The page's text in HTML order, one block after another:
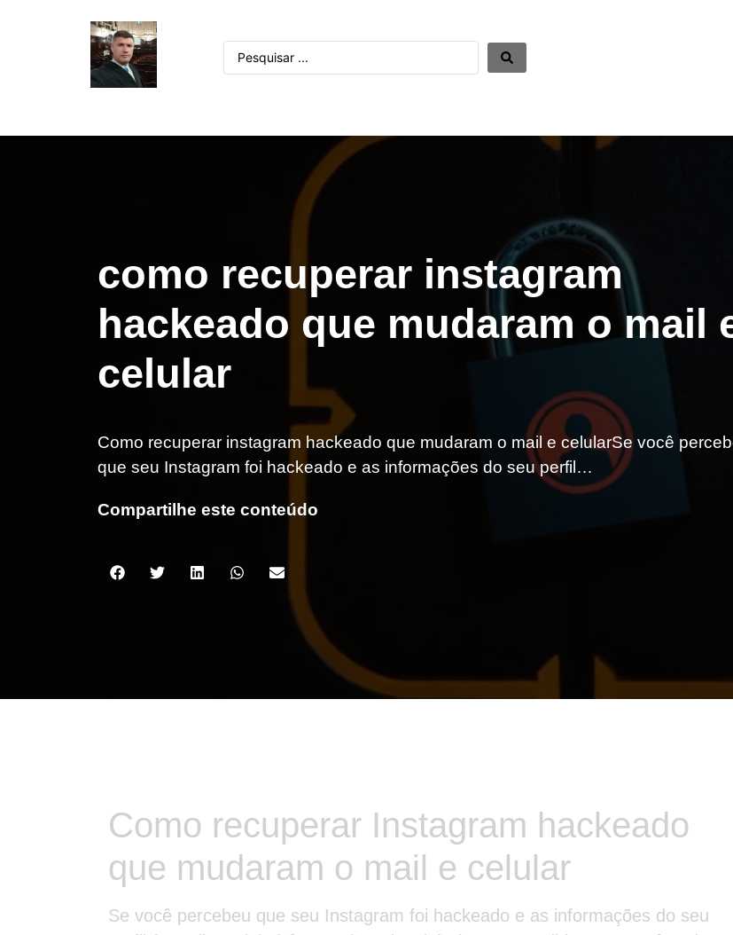
como recuperar instagram
hackeado que mudaram o mail
celular
Como recuperar instagram hackeado que mudaram o mail e celularSe você
que seu Instagram foi hackeado e as informações do seu perfil…
Compartilhe este conteúdo
Como recuperar Instagram hackeado
que mudaram o mail e celular
Se você percebeu que seu Instagram foi hackeado e as informações do seu